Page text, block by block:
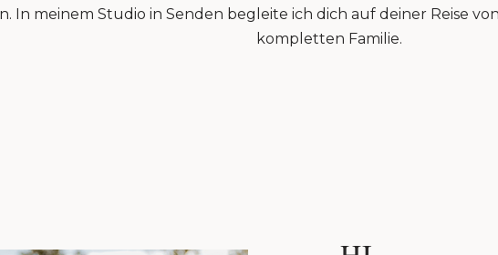
In meinem Studio in Senden begleite ich dich auf deiner Reise
kompletten Familie.